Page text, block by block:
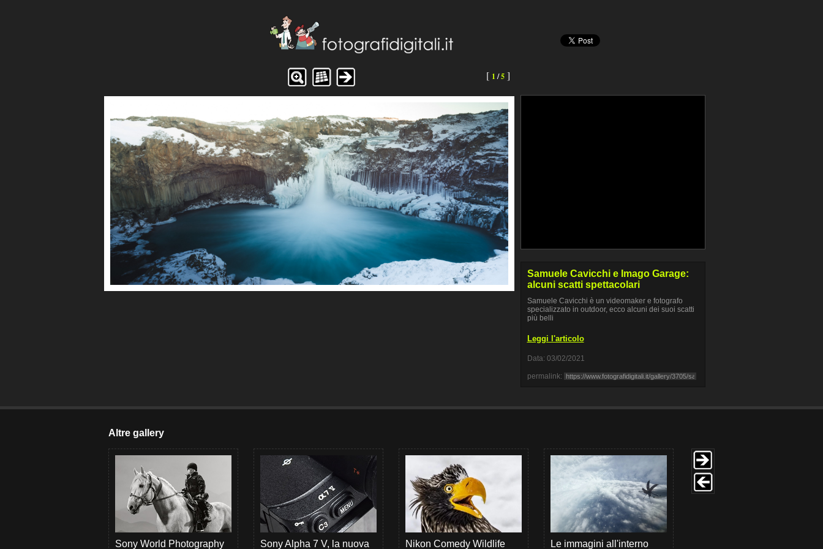
[ 1/5]
Samuele Cavicchi e Imago Garage:
alcuni scatti spettacolari
Samuele Cavicchi è un videomaker e fotografo
specializzato in outdoor, ecco alcuni dei suoi scatti
più belli
Leggi l'articolo
Data: 03/02/2021
permalink:
Altre gallery
Sony World Photography Sony Alpha 7 V, la nuova Nikon Comedy Wildlife Le immagini all'interno